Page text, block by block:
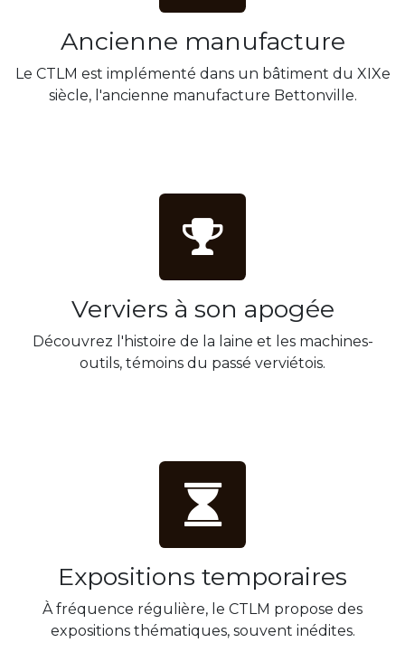
Ancienne manufacture
Le CTLM est implémenté dans un bâtiment du XIXe
siècle, l'ancienne manufacture Bettonville.
Verviers à son apogée
Découvrez l'histoire de la laine et les machines-
outils, témoins du passé verviétois.
Expositions temporaires
À fréquence régulière, le CTLM propose des
expositions thématiques, souvent inédites.